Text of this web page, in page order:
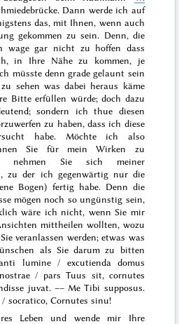
Dann werde ich auf
das, mit Ihnen, wenn auch
gekommen zu sein. Denn, die
wage gar nicht zu hoffen dass
in Ihre Nähe zu kommen, je
müsste denn grade gelaunt sein
sehen was dabei heraus käme
Bitte erfüllen würde; doch dazu
sondern ich thue diesen
zu haben, dass ich diese
habe. Möchte ich also
Sie für mein Wirken zu
nehmen Sie sich meiner
zu der ich gegenwärtig nur die
Bogen) fertig habe. Denn die
mögen noch so ungünstig sein,
wäre ich nicht, wenn Sie mir
mittheilen wollten, wozu
veranlassen werden; etwas was
als Sie darum zu bitten
lumine / excutienda domus
/ pars Tuus sit, cornutes
juvat. –– Me Tibi supposus.
/ socratico, Cornutes sinu!
Leben und wende mir Ihre